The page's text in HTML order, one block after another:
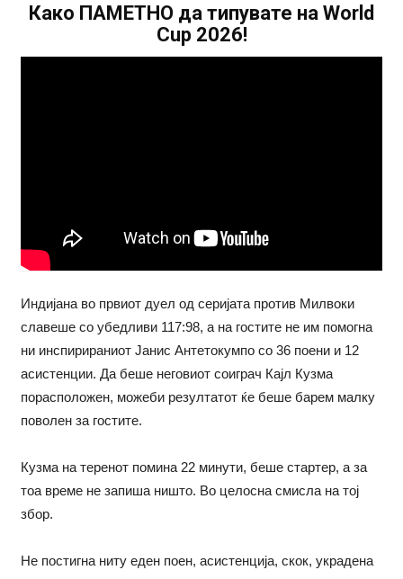
Како ПАМЕТНО да типувате на World
Cup 2026!
Индијана во првиот дуел од серијата против Милвоки
славеше со убедливи 117:98, а на гостите не им помогна
ни инспирираниот Јанис Антетокумпо со 36 поени и 12
асистенции. Да беше неговиот соиграч Кајл Кузма
порасположен, можеби резултатот ќе беше барем малку
поволен за гостите.
Кузма на теренот помина 22 минути, беше стартер, а за
тоа време не запиша ништо. Во целосна смисла на тој
збор.
Не постигна ниту еден поен, асистенција, скок, украдена